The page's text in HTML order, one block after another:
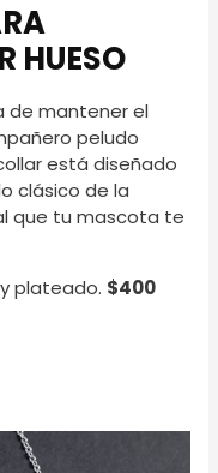
HUESO
de mantener el
peludo
está diseñado
clásico de la
que tu mascota te
plateado. $400